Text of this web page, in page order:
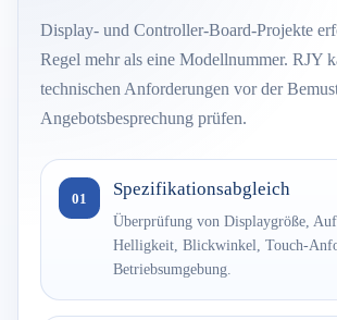
Display- und Controller-Board-Projekte
Regel mehr als eine Modellnummer. RJY
technischen Anforderungen vor der
Angebotsbesprechung prüfen.
01 Spezifikationsabgleich
Überprüfung von Displaygröße,
Helligkeit, Blickwinkel, Touch-
Betriebsumgebung.